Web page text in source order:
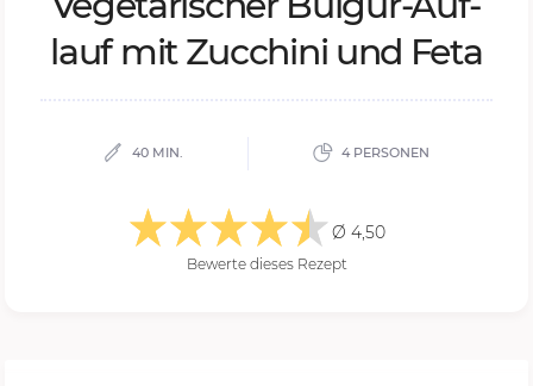
lauf mit Zuc­chi­ni und Feta
40 MIN. 4 PERSONEN
Ø 4,50
Bewerte dieses Rezept